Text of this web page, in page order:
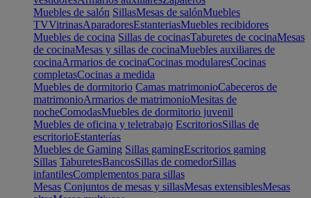
Muebles de salón SillasMesas de salónMuebles
TVVitrinasAparadoresEstanteriasMuebles recibidores
Muebles de cocina Sillas de cocinasTaburetes de cocinaMesas
de cocinaMesas y sillas de cocinaMuebles auxiliares de
cocinaArmarios de cocinaCocinas modularesCocinas
completasCocinas a medida
Muebles de dormitorio Camas matrimonioCabeceros de
matrimonioArmarios de matrimonioMesitas de
nocheComodasMuebles de dormitorio juvenil
Muebles de oficina y teletrabajo EscritoriosSillas de
escritorioEstanterías
Muebles de Gaming Sillas gamingEscritorios gaming
Sillas TaburetesBancosSillas de comedorSillas
infantilesComplementos para sillas
Mesas Conjuntos de mesas y sillasMesas extensiblesMesas